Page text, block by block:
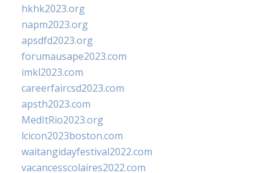
hkhk2023.org
napm2023.org
apsdfd2023.org
forumausape2023.com
imkl2023.com
careerfaircsd2023.com
apsth2023.com
MedItRio2023.org
lcicon2023boston.com
waitangidayfestival2022.com
vacancesscolaires2022.com